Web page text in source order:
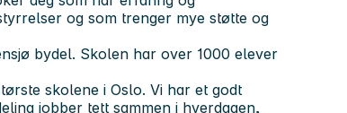
og som trenger mye støtte og
bydel. Skolen har over 1000 elever
skolene i Oslo. Vi har et godt
jobber tett sammen i hverdagen,